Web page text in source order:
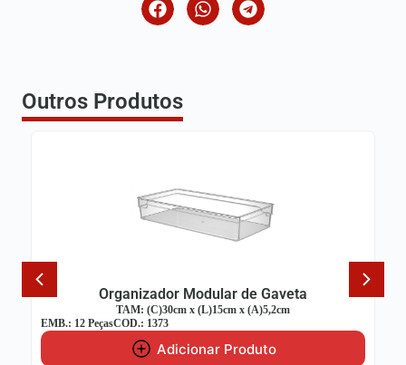
Outros Produtos
Organizador Modular de Gaveta
TAM: (C)30cm x (L)15cm x (A)5,2cm
EMB.: 12 PeçasCOD.: 1373
Adicionar Produto